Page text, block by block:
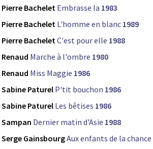
Pierre Bachelet Embrasse la 1983
Pierre Bachelet L'homme en blanc 1989
Pierre BacheletC'est pour elle 1988
Renaud Marche à l'ombre 1980
Renaud Miss Maggie 1986
Sabine Paturel P'tit bouchon 1986
Sabine Paturel Les bêtises 1986
Sampan Dernier matin d'Asie 1988
Serge GainsbourgAux enfants de la chance